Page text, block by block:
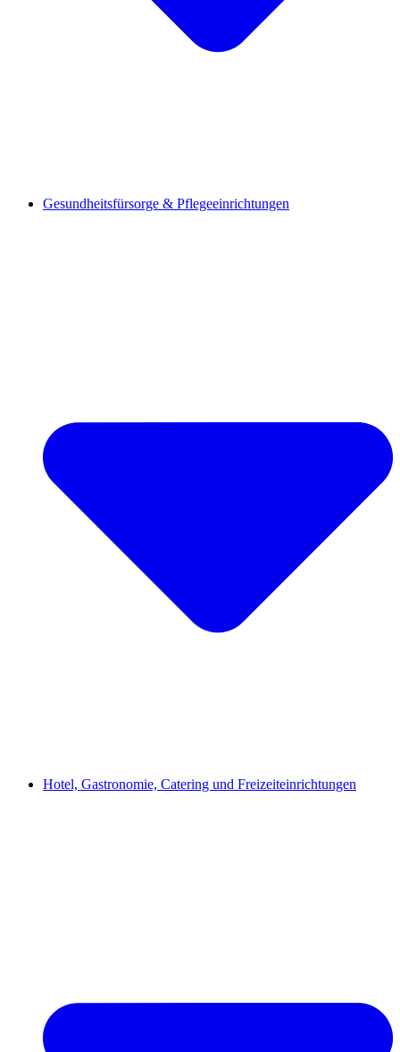
Gesundheitsfürsorge & Pflegeeinrichtungen
Hotel, Gastronomie, Catering und Freizeiteinrichtungen